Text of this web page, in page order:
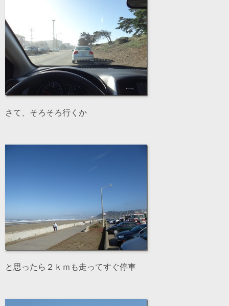
さて、そろそろ行くか
と思ったら２ｋｍも走ってすぐ停車